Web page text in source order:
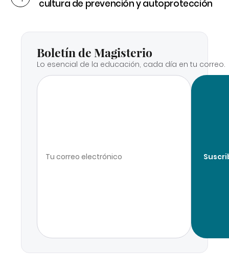
cultura de prevención y autoprotección
Boletín de Magisterio
Lo esencial de la educación, cada día en tu correo.